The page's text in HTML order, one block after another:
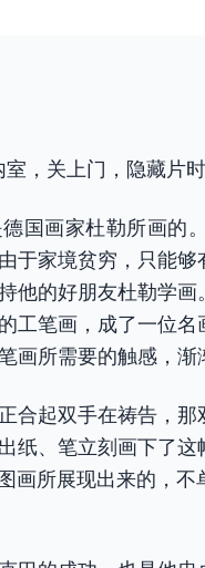
，关上门，隐藏片
国画家杜勒所画的
于家境贫穷，只能
他的好朋友杜勒学
工笔画，成了一位
画所需要的触感，渐
合起双手在祷告，
纸、笔立刻画下了
画所展现出来的，